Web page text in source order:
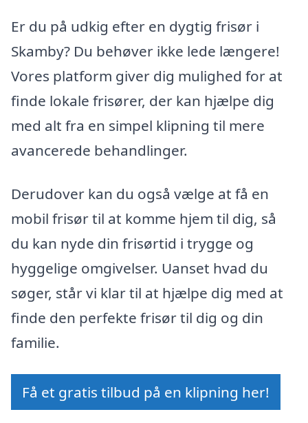
Er du på udkig efter en dygtig frisør i
Skamby? Du behøver ikke lede længere!
Vores platform giver dig mulighed for at
finde lokale frisører, der kan hjælpe dig
med alt fra en simpel klipning til mere
avancerede behandlinger.
Derudover kan du også vælge at få en
mobil frisør til at komme hjem til dig, så
du kan nyde din frisørtid i trygge og
hyggelige omgivelser. Uanset hvad du
søger, står vi klar til at hjælpe dig med at
finde den perfekte frisør til dig og din
familie.
Få et gratis tilbud på en klipning her!